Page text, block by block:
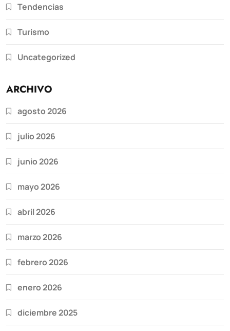
Tendencias
Turismo
Uncategorized
ARCHIVO
agosto 2026
julio 2026
junio 2026
mayo 2026
abril 2026
marzo 2026
febrero 2026
enero 2026
diciembre 2025